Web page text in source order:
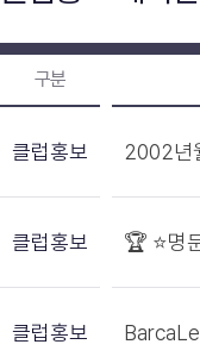
구분
클럽홍보 2002년
클럽홍보 🏆 ⭐️명
클럽홍보